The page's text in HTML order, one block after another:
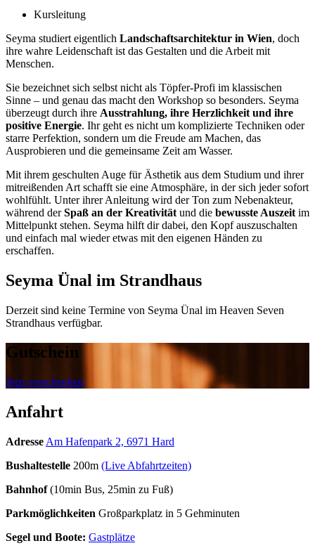
Kursleitung
Seyma studiert eigentlich Landschaftsarchitektur in Wien, doch
ihre wahre Leidenschaft ist das Gestalten und die Arbeit mit
Menschen.
Sie bezeichnet sich selbst nicht als Töpfer-Profi im klassischen
Sinne – und genau das macht den Workshop so besonders. Seyma
überzeugt durch ihre Ausstrahlung, ihre Herzlichkeit und ihre
positive Energie. Ihr geht es nicht um komplizierte Techniken oder
starre Perfektion, sondern um die Freude am Machen, das
Ausprobieren und die gemeinsame Zeit am Wasser.
Mit ihrem geschulten Auge für Ästhetik aus dem Studium und ihrer
mitreißenden Art schafft sie eine Atmosphäre, in der sich jeder sofort
wohlfühlt. Unter ihrer Anleitung wird der Ton zum Nebenakteur,
während derSpaß an der Kreativität und die bewusste Auszeit im
Mittelpunkt stehen. Seyma hilft dir dabei, den Kopf auszuschalten
und einfach mal wieder etwas mit den eigenen Händen zu
erschaffen.
Seyma Ünal im Strandhaus
Derzeit sind keine Termine von Seyma Ünal im Heaven Seven
Strandhaus verfügbar.
Gutschein
Jetzt verschenken
Anfahrt
Adresse Am Hafenpark 2, 6971 Hard
Bushaltestelle 200m (Live Abfahrtzeiten)
Bahnhof(10min Bus, 25min zu Fuß)
Parkmöglichkeiten Großparkplatz in 5 Gehminuten
Segel und Boote: Gastplätze